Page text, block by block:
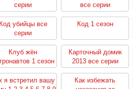
серии
все серии
Код убийцы все
серии
Код 1 сезон
Клуб жён
1 сезон
Карточный домик
2013 все серии
я встретил вашу
Как избежать